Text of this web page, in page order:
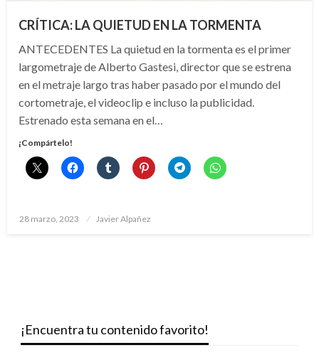
CRÍTICA: LA QUIETUD EN LA TORMENTA
ANTECEDENTES La quietud en la tormenta es el primer
largometraje de Alberto Gastesi, director que se estrena
en el metraje largo tras haber pasado por el mundo del
cortometraje, el videoclip e incluso la publicidad.
Estrenado esta semana en el…
¡Compártelo!
Publicado
28 marzo, 2023 Javier Alpañez
¡Encuentra tu contenido favorito!